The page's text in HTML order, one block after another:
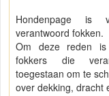
Hondenpage is
verantwoord fokken.
Om deze reden
fokkers die
toegestaan om te
over dekking, dracht